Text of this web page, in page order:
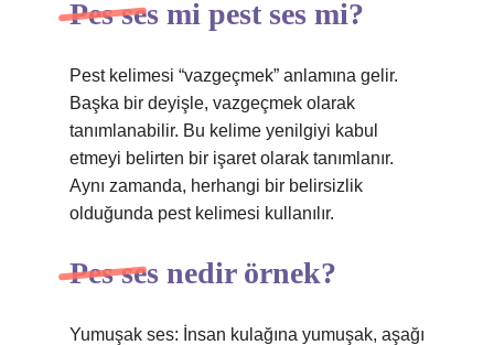
Pes ses mi pest ses mi?
Pest kelimesi “vazgeçmek” anlamına gelir.
Başka bir deyişle, vazgeçmek olarak
tanımlanabilir. Bu kelime yenilgiyi kabul
etmeyi belirten bir işaret olarak tanımlanır.
Aynı zamanda, herhangi bir belirsizlik
olduğunda pest kelimesi kullanılır.
Pes ses nedir örnek?
Yumuşak ses: İnsan kulağına yumuşak, aşağı